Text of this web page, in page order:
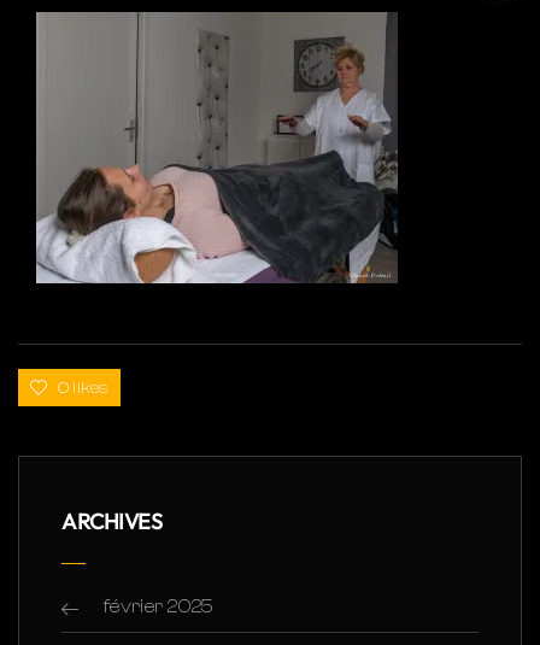
0 likes
ARCHIVES
février 2025